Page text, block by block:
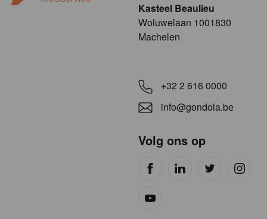
Kasteel Beaulieu
​​​Woluwelaan 1001830
Machelen
+32 2 616 0000
info@gondola.be
Volg ons op